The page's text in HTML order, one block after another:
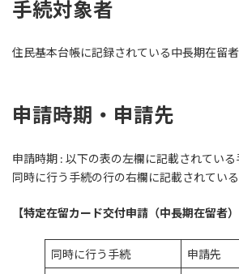
手続対象者
住民基本台帳に記録されている中長期在留者
申請時期・申請先
申請時期 : 以下の表の左欄に記載されてい
同時に行う手続の行の右欄に記載されてい
【特定在留カード交付申請（中長期在留者）
同時に行う手続 申請先